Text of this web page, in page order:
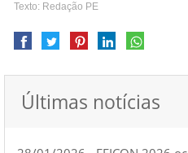
Texto: Redação PE
Últimas notícias